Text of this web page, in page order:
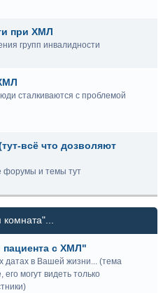
при ХМЛ
групп инвалидности
сталкиваются с проблемой
всё что дозволяют
форумы и темы тут
пациента с ХМЛ"
датах в Вашей жизни... (тема
могут видеть только